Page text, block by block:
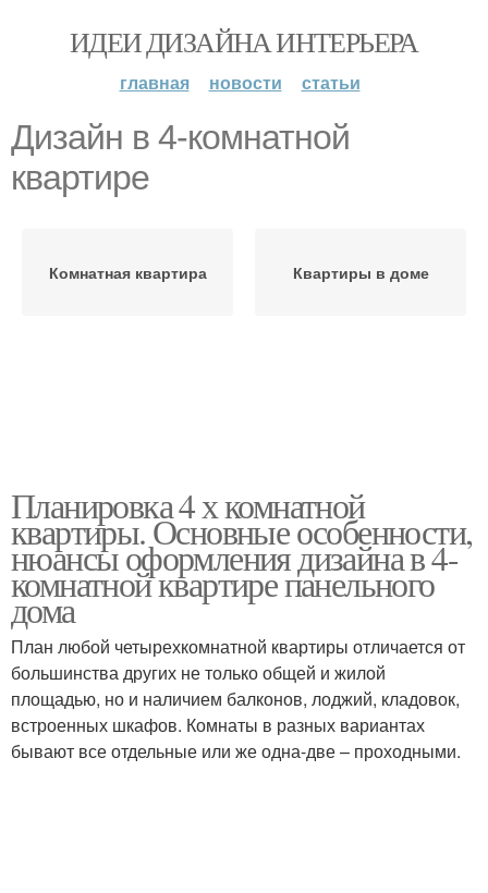
ИДЕИ ДИЗАЙНА ИНТЕРЬЕРА
главная новости статьи
Дизайн в 4-комнатной
квартире
Комнатная квартира Квартиры в доме
Планировка 4 х комнатной
квартиры. Основные особенности,
нюансы оформления дизайна в 4-
комнатной квартире панельного
дома
План любой четырехкомнатной квартиры отличается от
большинства других не только общей и жилой
площадью, но и наличием балконов, лоджий, кладовок,
встроенных шкафов. Комнаты в разных вариантах
бывают все отдельные или же одна-две – проходными.